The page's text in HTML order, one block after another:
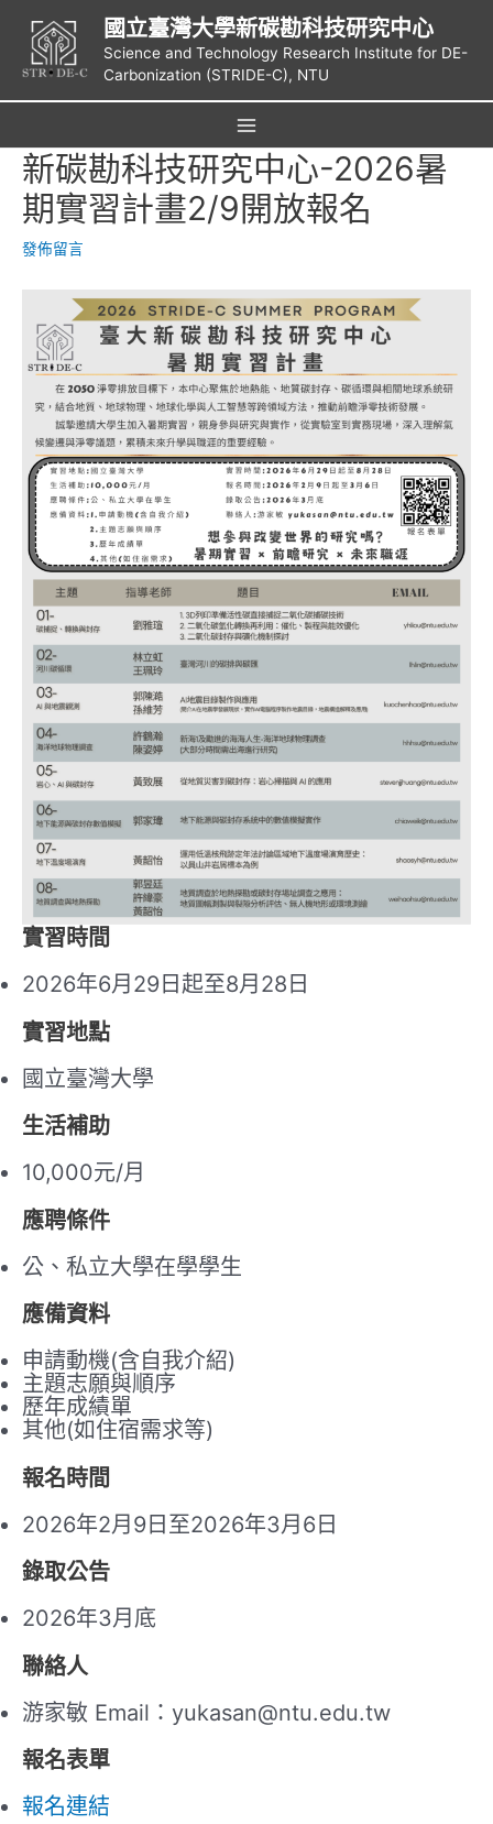
內
國立臺灣大學新碳勘科技研究中心
Science and Technology Research Institute for DE-
Carbonization (STRIDE-C), NTU
Main
Menu
新碳勘科技研究中心-2026暑
期實習計畫2/9開放報名
發佈留言
實習時間
2026年6月29日起至8月28日
實習地點
國立臺灣大學
生活補助
10,000元/月
應聘條件
公、私立大學在學學生
應備資料
申請動機(含自我介紹)
主題志願與順序
歷年成績單
其他(如住宿需求等)
報名時間
2026年2月9日至2026年3月6日
錄取公告
2026年3月底
聯絡人
游家敏 Email：yukasan@ntu.edu.tw
報名表單
報名連結